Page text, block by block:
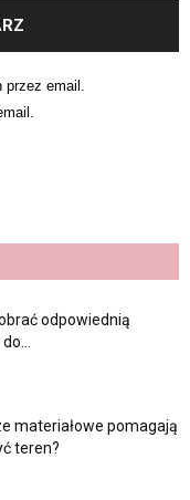
przez email.
odpowiednią
materiałowe pomagają
teren?